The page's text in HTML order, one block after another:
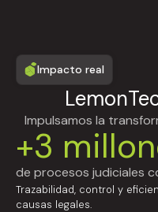
Impacto real
Impulsamos la
+3
de procesos judiciales
Trazabilidad, control y
causas legales.